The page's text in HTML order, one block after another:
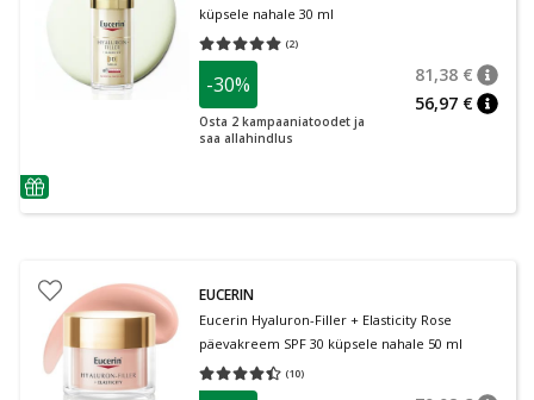
nõuanne
küpsele nahale 30 ml
(2)
Keskmine hinnang 5.00
-30%
Osta 2 kampaaniatoodet ja
saa allahindlus
81,38 €
56,97 €
EUCERIN
Eucerin Hyaluron-Filler + Elasticity Rose
päevakreem SPF 30 küpsele nahale 50 ml
(10)
Keskmine hinnang 4.40